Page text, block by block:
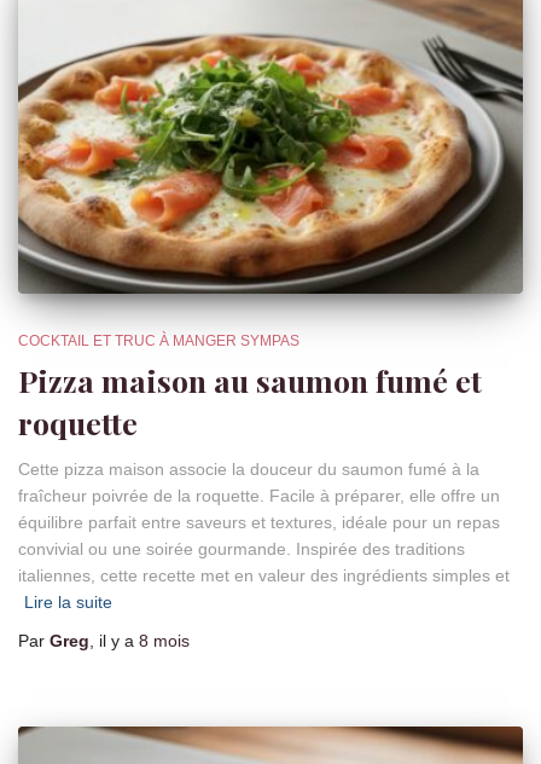
COCKTAIL ET TRUC À MANGER SYMPAS
Pizza maison au saumon fumé et
roquette
Cette pizza maison associe la douceur du saumon fumé à la
fraîcheur poivrée de la roquette. Facile à préparer, elle offre un
équilibre parfait entre saveurs et textures, idéale pour un repas
convivial ou une soirée gourmande. Inspirée des traditions
italiennes, cette recette met en valeur des ingrédients simples et
Lire la suite
Par Greg, il y a 8 mois